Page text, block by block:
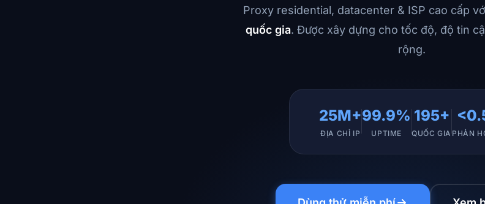
Proxy residential, datacenter & ISP cao cấp
quốc gia. Được xây dựng cho tốc độ, độ tin
rộng.
25M+
ĐỊA CHỈ IP
99.9%
UPTIME
195+
QUỐC GIAPHẢN